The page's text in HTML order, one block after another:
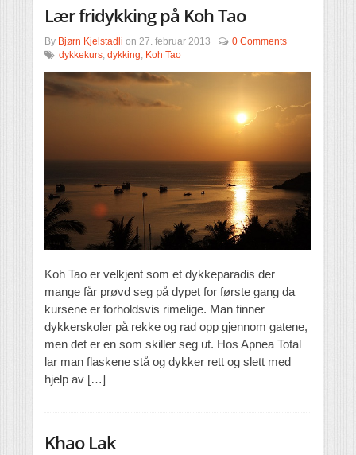
Lær fridykking på Koh Tao
By Bjørn Kjelstadli on 27. februar 2013
0 Comments
dykkekurs dykking Koh Tao
Koh Tao er velkjent som et dykkeparadis der
mange får prøvd seg på dypet for første gang da
kursene er forholdsvis rimelige. Man finner
dykkerskoler på rekke og rad opp gjennom gatene,
men det er en som skiller seg ut. Hos Apnea Total
lar man flaskene stå og dykker rett og slett med
hjelp av […]
Khao Lak